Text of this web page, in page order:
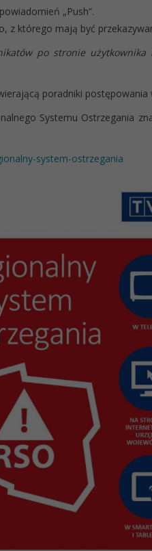
„Push”.
z którego mają być
po stronie
poradniki postępowania
Systemu Ostrzegania
system-ostrzegania